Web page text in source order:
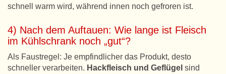
schnell warm wird, während innen noch gefroren ist.
4) Nach dem Auftauen: Wie lange ist Fleisch
im Kühlschrank noch „gut“?
Als Faustregel: Je empfindlicher das Produkt, desto
schneller verarbeiten. Hackfleisch und Geflügel sind